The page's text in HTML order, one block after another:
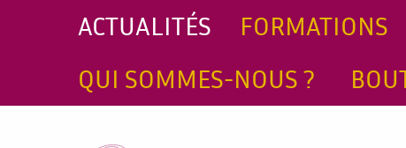
ACTUALITÉS FORMATIONS
QUI SOMMES-NOUS ?